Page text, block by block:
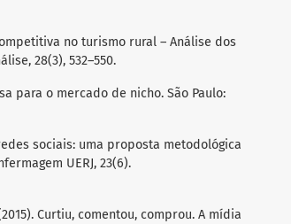
competitiva no turismo rural – Análise dos
28(3), 532–550.
para o mercado de nicho. São Paulo:
sociais: uma proposta metodológica
UERJ, 23(6).
(2015). Curtiu, comentou, comprou. A mídia